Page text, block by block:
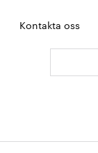
Kontakta oss